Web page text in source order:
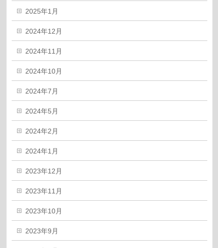
2025年1月
2024年12月
2024年11月
2024年10月
2024年7月
2024年5月
2024年2月
2024年1月
2023年12月
2023年11月
2023年10月
2023年9月